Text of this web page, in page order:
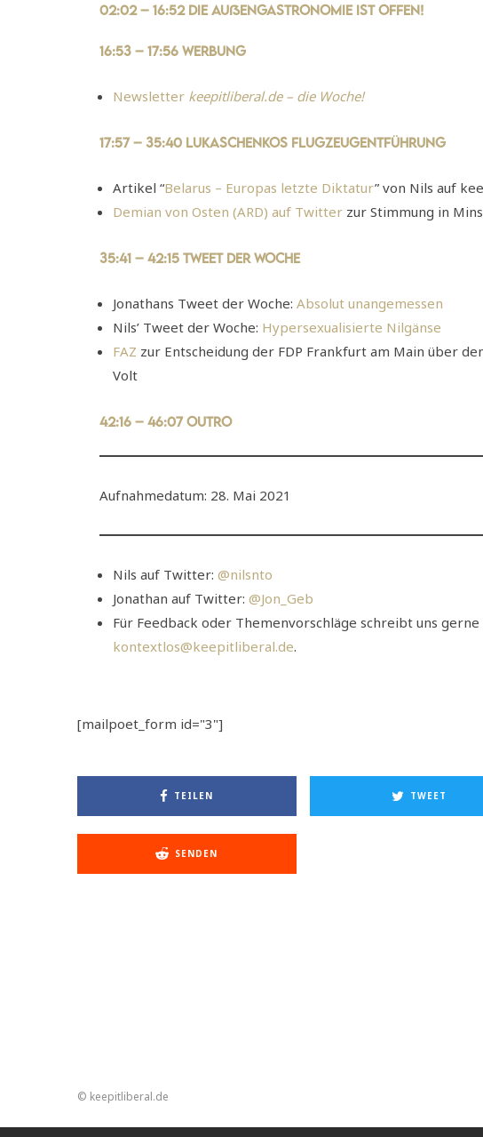
02:02 – 16:52 Die Außengastronomie ist offen!
16:53 – 17:56 Werbung
Newsletter keepitliberal.de – die Woche!
17:57 – 35:40 Lukaschenkos Flugzeugentführung
Artikel “Belarus – Europas letzte Diktatur” von Nils auf
Demian von Osten (ARD) auf Twitter zur Stimmung in
35:41 – 42:15 Tweet der Woche
Jonathans Tweet der Woche: Absolut unangemessen
Nils’ Tweet der Woche: Hypersexualisierte Nilgänse
FAZ zur Entscheidung der FDP Frankfurt am Main über
Volt
42:16 – 46:07 Outro
Aufnahmedatum: 28. Mai 2021
Nils auf Twitter: @nilsnto
Jonathan auf Twitter: @Jon_Geb
Für Feedback oder Themenvorschläge schreibt uns gerne
kontextlos@keepitliberal.de.
[mailpoet_form id="3"]
TEILEN TWEET
SENDEN
© keepitliberal.de